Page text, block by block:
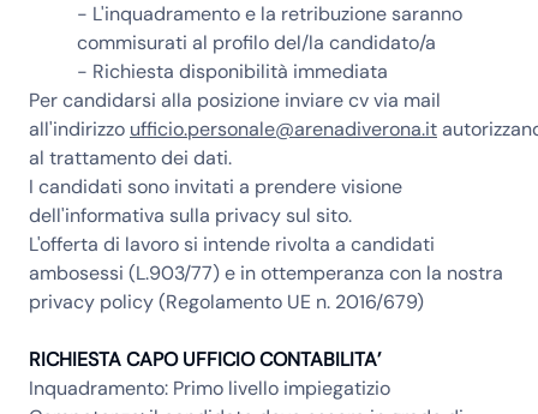
- L'inquadramento e la retribuzione saranno
commisurati al profilo del/la candidato/a
- Richiesta disponibilità immediata
Per candidarsi alla posizione inviare cv via mail
all'indirizzo ufficio.personale@arenadiverona.it
al trattamento dei dati.
I candidati sono invitati a prendere visione
dell'informativa sulla privacy sul sito.
L'offerta di lavoro si intende rivolta a candidati
ambosessi (L.903/77) e in ottemperanza con la nostra
privacy policy (Regolamento UE n. 2016/679)
RICHIESTA CAPO UFFICIO CONTABILITA’
Inquadramento: Primo livello impiegatizio